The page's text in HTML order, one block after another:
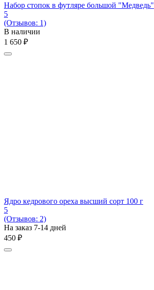
Набор стопок в футляре большой "Медведь"
5
(Отзывов: 1)
В наличии
1 650 ₽
Ядро кедрового ореха высший сорт 100 г
5
(Отзывов: 2)
На заказ 7-14 дней
‍450‍ ₽